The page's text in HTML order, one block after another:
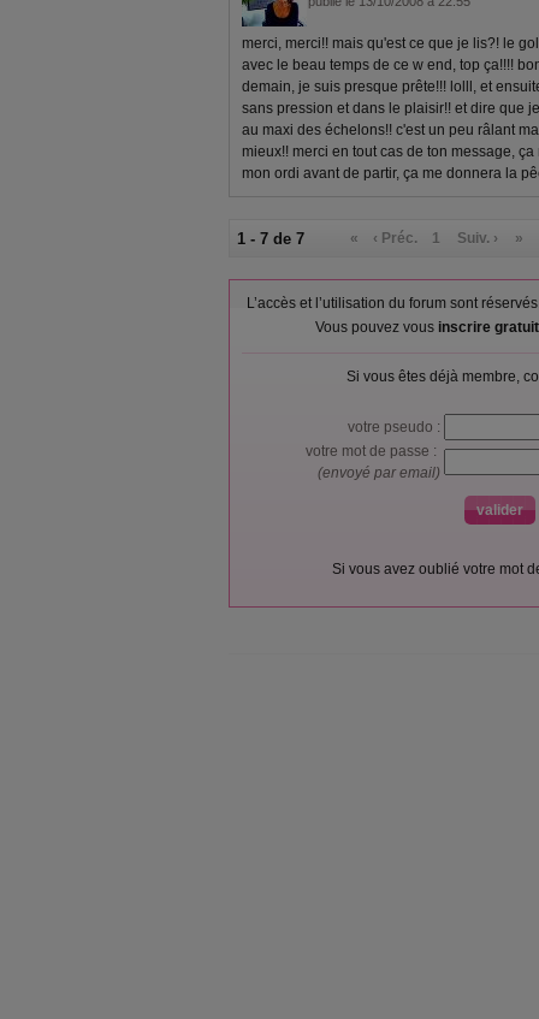
merci, merci!! mais qu'est ce que je lis?! le
avec le beau temps de ce w end, top ça!!!!
demain, je suis presque prête!!! lolll, et
sans pression et dans le plaisir!! et dire que
au maxi des échelons!! c'est un peu râlant
mieux!! merci en tout cas de ton message,
mon ordi avant de partir, ça me donnera la
1 - 7 de 7 « ‹ Préc. 1 Suiv. › »
L’accès et l’utilisation du forum sont
Vous pouvez vous inscrire
Si vous êtes déjà membre,
votre pseudo :
votre mot de passe :
(envoyé par email)
Si vous avez oublié votre mot